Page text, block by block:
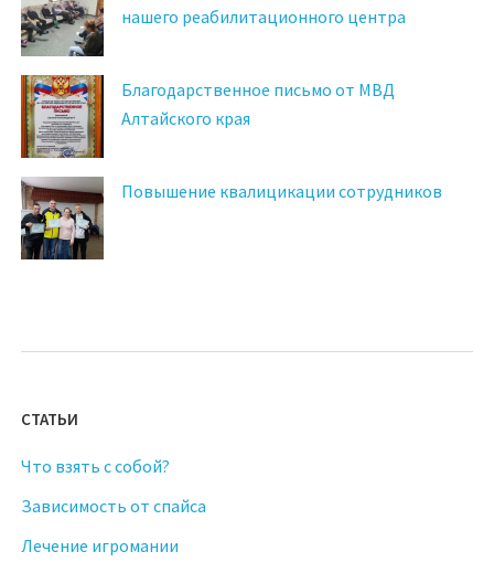
нашего реабилитационного центра
Благодарственное письмо от МВД
Алтайского края
Повышение квалицикации сотрудников
СТАТЬИ
Что взять с собой?
Зависимость от спайса
Лечение игромании